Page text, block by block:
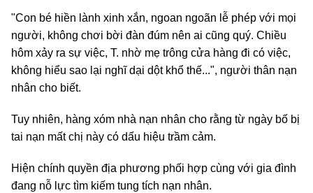
"Con bé hiền lành xinh xắn, ngoan ngoãn lễ phép với mọi
người, không chơi bời đàn đúm nên ai cũng quý. Chiều
hôm xảy ra sự việc, T. nhờ mẹ trông cửa hàng đi có việc,
không hiểu sao lại nghĩ dại dột khổ thế...", người thân nạn
nhân cho biết.
Tuy nhiên, hàng xóm nhà nạn nhân cho rằng từ ngày bố bị
tai nạn mất chị này có dấu hiệu trầm cảm.
Hiện chính quyền địa phương phối hợp cùng với gia đình
đang nỗ lực tìm kiếm tung tích nạn nhân.